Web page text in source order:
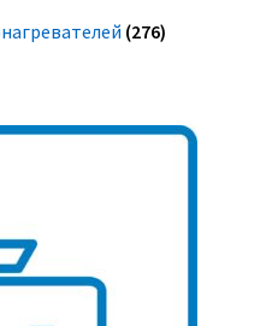
(276)